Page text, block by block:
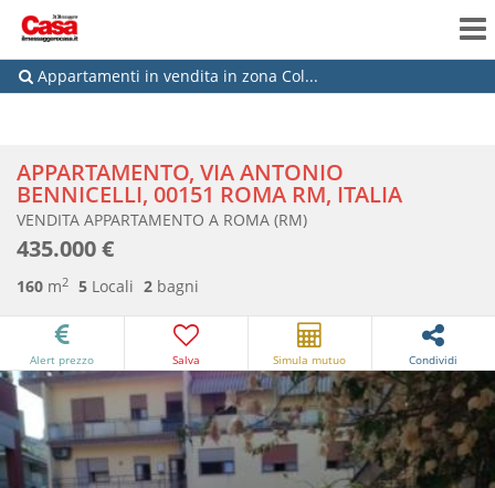
Appartamenti in vendita in zona Col...
APPARTAMENTO, VIA ANTONIO
BENNICELLI, 00151 ROMA RM, ITALIA
VENDITA APPARTAMENTO A ROMA (RM)
435.000 €
160 m2 5 Locali 2 bagni
Alert prezzo Salva Simula mutuo Condividi